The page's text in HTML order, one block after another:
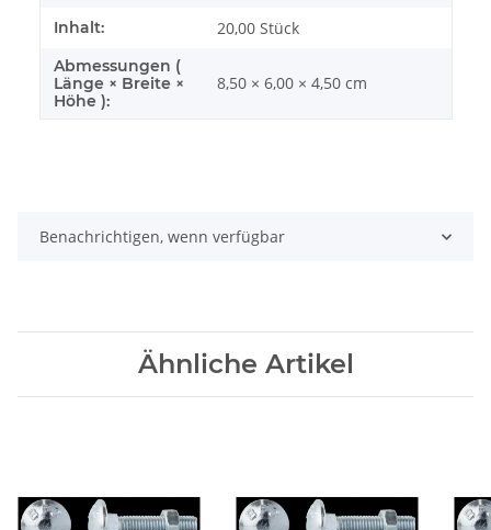
Inhalt: 20,00 Stück
Abmessungen (
Länge × Breite ×
Höhe ):
8,50 × 6,00 × 4,50 cm
Benachrichtigen, wenn verfügbar
Ähnliche Artikel